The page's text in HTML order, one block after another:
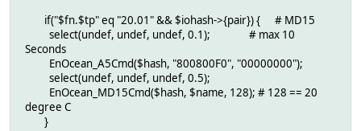
if("$fn.$tp" eq "20.01" && $iohash->{pair}) { # MD15
select(undef, undef, undef, 0.1); # max 10
Seconds
EnOcean_A5Cmd($hash, "800800F0", "00000000");
select(undef, undef, undef, 0.5);
EnOcean_MD15Cmd($hash, $name, 128); # 128 == 20
degree C
}